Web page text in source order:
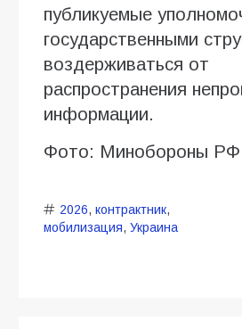
публикуемые
государственными
воздерживаться от
распространения
информации.
Фото: Минобороны РФ
2026, контрактник,
мобилизация, Украина